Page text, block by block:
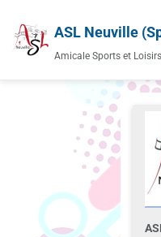
ASL Neuville
Amicale Sports et